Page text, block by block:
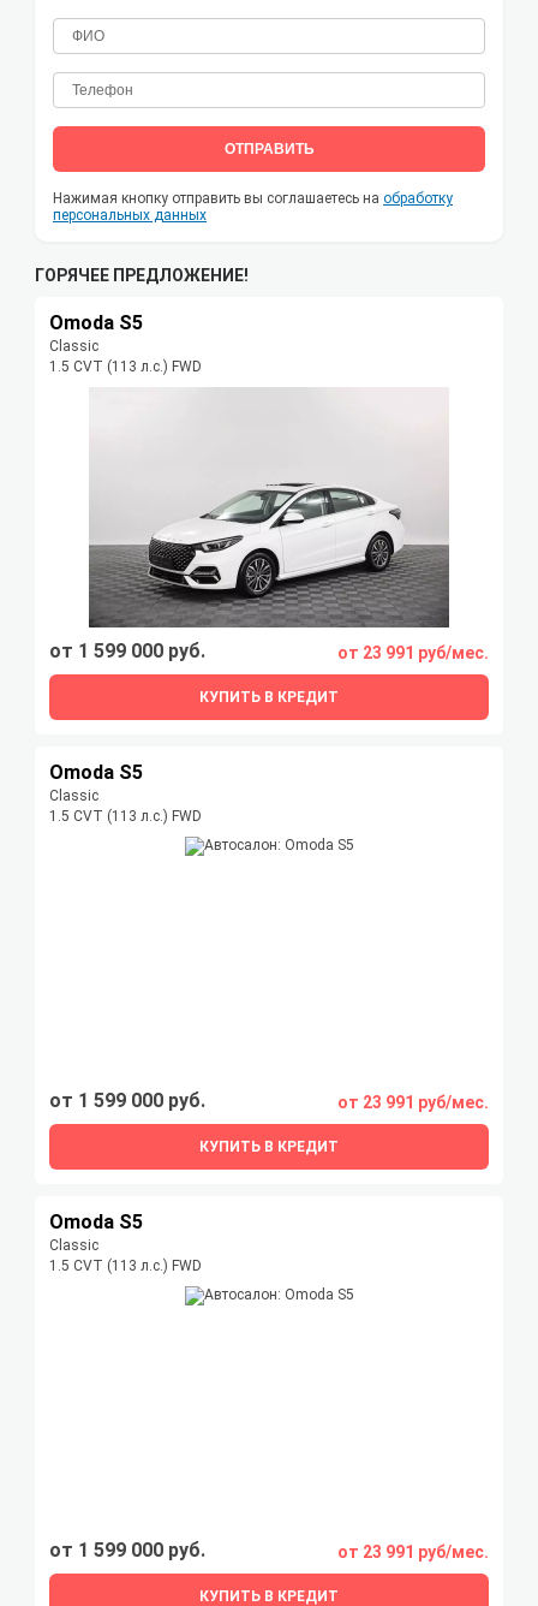
ОТПРАВИТЬ
Нажимая кнопку отправить вы соглашаетесь на обработку
персональных данных
ГОРЯЧЕЕ ПРЕДЛОЖЕНИЕ!
Omoda S5
Classic
1.5 CVT (113 л.с.) FWD
от 1 599 000 руб. от 23 991 руб/мес.
КУПИТЬ В КРЕДИТ
Omoda S5
Classic
1.5 CVT (113 л.с.) FWD
от 1 599 000 руб. от 23 991 руб/мес.
КУПИТЬ В КРЕДИТ
Omoda S5
Classic
1.5 CVT (113 л.с.) FWD
от 1 599 000 руб. от 23 991 руб/мес.
КУПИТЬ В КРЕДИТ